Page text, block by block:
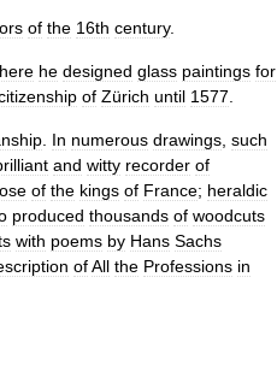
of the 16th century.
he designed glass paintings for
of Zürich until 1577
In numerous drawings such
and witty recorder of
of the kings of France; heraldic
produced thousands of woodcuts
with poems by Hans Sachs
ofAll the Professions in